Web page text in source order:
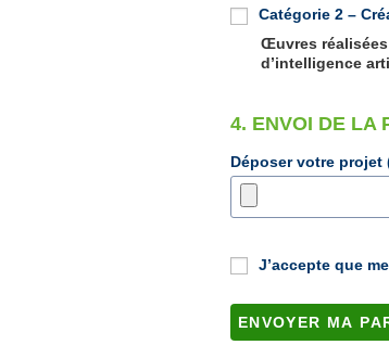
Catégorie 2 –
Œuvres réalisées
d’intelligence
4. ENVOI DE LA
Déposer votre projet
J’accepte que